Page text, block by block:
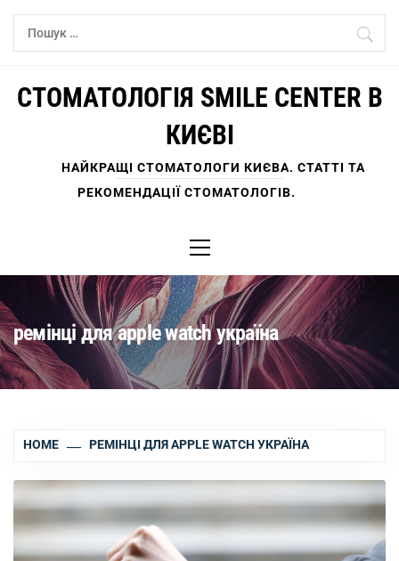
Skip
Пошук:
СТОМАТОЛОГІЯ SMILE CENTER В
КИЄВІ
НАЙКРАЩІ СТОМАТОЛОГИ КИЄВА. СТАТТІ ТА
РЕКОМЕНДАЦІЇ СТОМАТОЛОГІВ.
Menu
ремінці для apple watch україна
HOME РЕМІНЦІ ДЛЯ APPLE WATCH УКРАЇНА